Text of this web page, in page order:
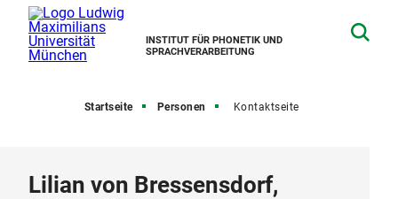
INSTITUT FÜR PHONETIK UND
SPRACHVERARBEITUNG
Startseite Personen Kontaktseite
Lilian von Bressensdorf,